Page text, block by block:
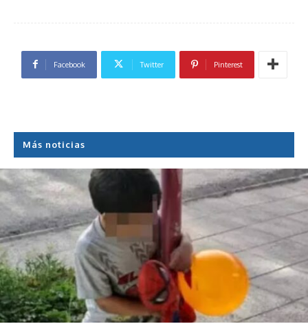
Facebook Twitter Pinterest
Más noticias